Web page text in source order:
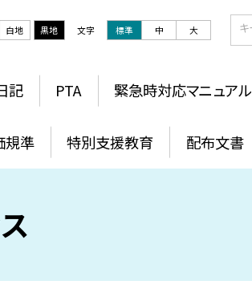
白地 黒地 文字 標準 中 大
記 PTA 緊急時対応マニュアル
規準 特別支援教育 配布文書